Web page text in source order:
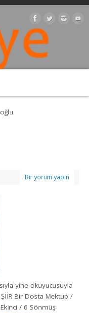
Bir yorum yapın
yine okuyucusuyla
Bir Dosta Mektup /
/ 6 Sönmüş